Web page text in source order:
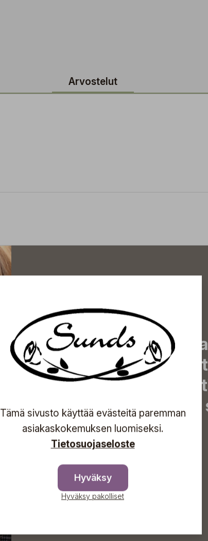
Arvostelut
Tilaa uutiskirjeemme
uutiset, eksklusiiviset
inspiroivat vinkit
tapahtumista suoraan
Tämä sivusto käyttää evästeitä paremman
asiakaskokemuksen luomiseksi.
Tietosuojaseloste
Hyväksy
Hyväksy pakolliset